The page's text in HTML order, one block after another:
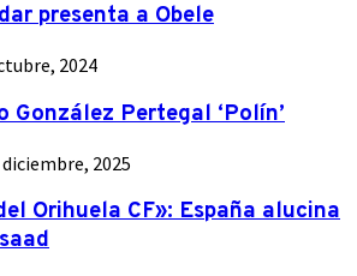
presenta a Obele
2024
González Pertegal ‘Polín’
diciembre, 2025
Orihuela CF»: España alucina